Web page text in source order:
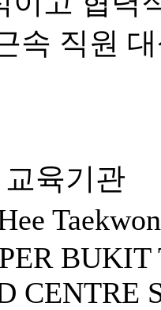
속 직원
육기관
CENTRE